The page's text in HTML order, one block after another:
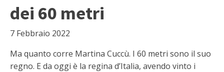
dei 60 metri
7 Febbraio 2022
Ma quanto corre Martina Cuccù. I 60 metri sono il suo
regno. E da oggi è la regina d’Italia, avendo vinto i